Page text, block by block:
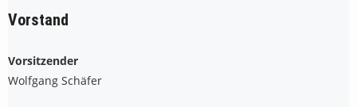
Vorstand
Vorsitzender
Wolfgang Schäfer